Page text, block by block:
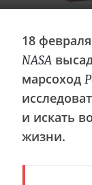
18
NASA
марсоход
и искать
жизни.